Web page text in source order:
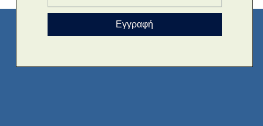
Εγγραφή